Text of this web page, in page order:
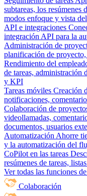
subtareas, los resúmenes
modos enfoque y vista
API e integraciones
integración API para la
Administración de
planificación de
Rendimiento del
de tareas, administración
y KPI
Tareas móviles Creación
notificaciones,
Colaboración de
videollamadas,
documentos, usuarios
Automatización Ahorre
y la automatización del
CoPilot en las tareas
resúmenes de tareas,
Ver todas las funciones
Colaboración